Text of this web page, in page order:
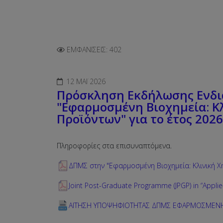
ΕΜΦΑΝΊΣΕΙΣ: 402
12 ΜΆΙ 2026
Πρόσκληση Εκδήλωσης
"Εφαρμοσμένη Βιοχημεία:
Προϊόντων" για το έτος
Πληροφορίες στα επισυναπτόμενα.
ΔΠΜΣ στην "Εφαρμοσμένη Βιοχημεία: Κλινική
Joint Post-Graduate Programme (JPGP) in
ΑΙΤΗΣΗ ΥΠΟΨΗΦΙΟΤΗΤΑΣ ΔΠΜΣ ΕΦΑΡΜΟΣΜΕΝΗ